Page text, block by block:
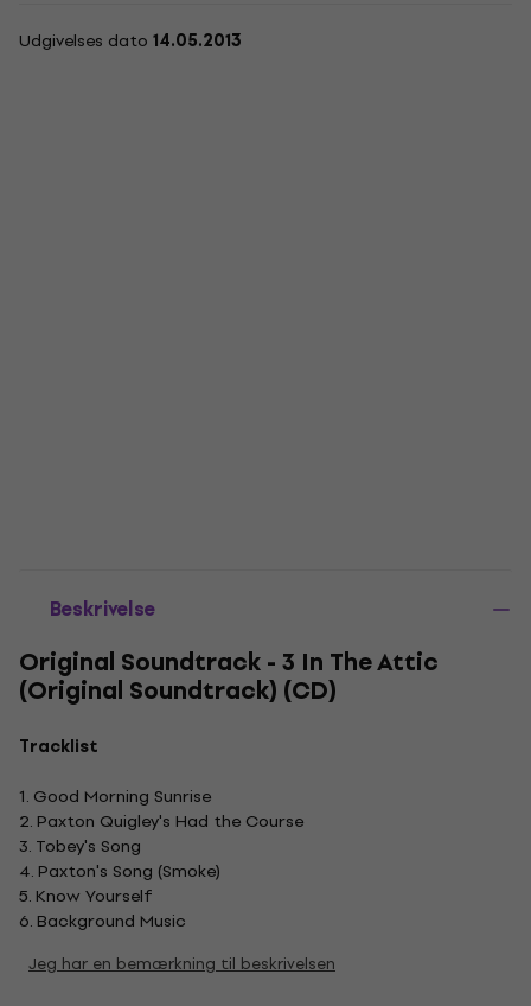
Udgivelses dato 14.05.2013
Beskrivelse
Original Soundtrack - 3 In The Attic
(Original Soundtrack) (CD)
Tracklist
1. Good Morning Sunrise
2. Paxton Quigley's Had the Course
3. Tobey's Song
4. Paxton's Song (Smoke)
5. Know Yourself
6. Background Music
Jeg har en bemærkning til beskrivelsen